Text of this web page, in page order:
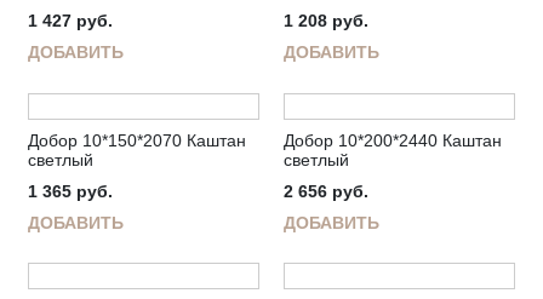
1 427 руб.
ДОБАВИТЬ
1 208 руб.
ДОБАВИТЬ
Добор 10*150*2070 Каштан
светлый
1 365 руб.
ДОБАВИТЬ
Добор 10*200*2440 Каштан
светлый
2 656 руб.
ДОБАВИТЬ